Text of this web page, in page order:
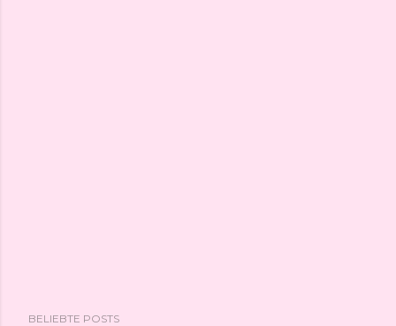
BELIEBTE POSTS